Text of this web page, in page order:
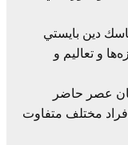
دين‌ بايستي‌
و تعاليم‌ و
عصر حاضر
مختلف‌ متفاوت‌